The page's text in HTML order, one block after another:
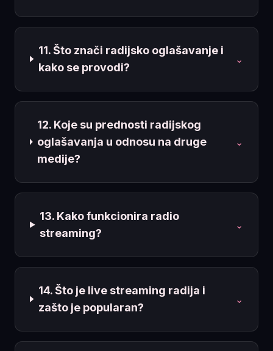
11. Što znači radijsko oglašavanje i
kako se provodi?
⌄
12. Koje su prednosti radijskog
oglašavanja u odnosu na druge
medije?
⌄
13. Kako funkcionira radio
streaming?
⌄
14. Što je live streaming radija i
zašto je popularan?
⌄